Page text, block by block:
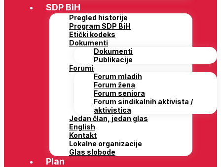
SDP BiH
Pregled historije
Program SDP BiH
Etički kodeks
Dokumenti
Dokumenti
Publikacije
Forumi
Forum mladih
Forum žena
Forum seniora
Forum sindikalnih aktivista /
aktivistica
Jedan član, jedan glas
English
Kontakt
Lokalne organizacije
Glas slobode
Plan